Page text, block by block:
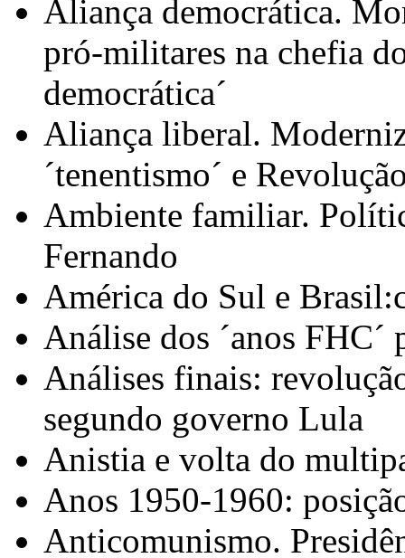
Aliança democrática.
pró-militares na chefia
democrática´
Aliança liberal.
´tenentismo´ e
Ambiente familiar.
Fernando
América do Sul e
Análise dos ´anos FHC´
Análises finais:
segundo governo Lula
Anistia e volta do
Anos 1950-1960:
Anticomunismo.